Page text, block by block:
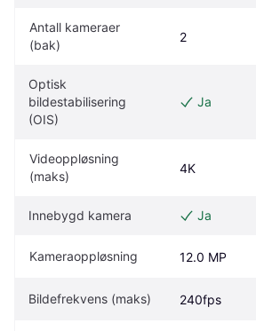
Antall kameraer
(bak)
2
Optisk
bildestabilisering
(OIS)
Ja
Videoppløsning
(maks)
4K
Innebygd kamera Ja
Kameraoppløsning 12.0 MP
Bildefrekvens (maks) 240fps